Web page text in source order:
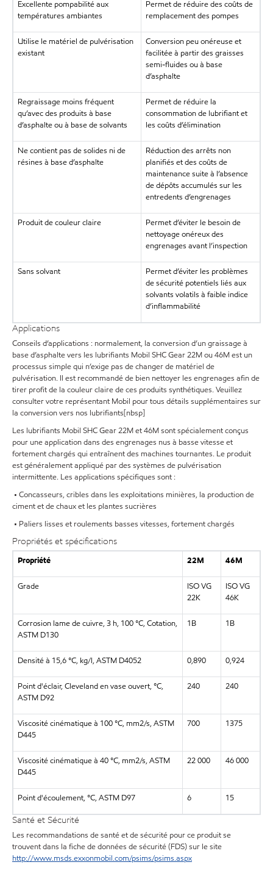
Excellente pompabilité aux
températures ambiantes
Permet de réduire des coûts de
remplacement des pompes
Utilise le matériel de pulvérisation
existant
Conversion peu onéreuse et
facilitée à partir des graisses
semi-fluides ou à base
d’asphalte
Regraissage moins fréquent
qu’avec des produits à base
d’asphalte ou à base de solvants
Permet de réduire la
consommation de lubrifiant et
les coûts d’élimination
Ne contient pas de solides ni de
résines à base d’asphalte
Réduction des arrêts non
planifiés et des coûts de
maintenance suite à l’absence
de dépôts accumulés sur les
entredents d’engrenages
Produit de couleur claire
Permet d’éviter le besoin de
nettoyage onéreux des
engrenages avant l’inspection
Sans solvant
Permet d’éviter les problèmes
de sécurité potentiels liés aux
solvants volatils à faible indice
d’inflammabilité
Applications
Conseils d’applications : normalement, la conversion d’un graissage à
base d’asphalte vers les lubrifiants Mobil SHC Gear 22M ou 46M est un
processus simple qui n’exige pas de changer de matériel de
pulvérisation. Il est recommandé de bien nettoyer les engrenages afin de
tirer profit de la couleur claire de ces produits synthétiques. Veuillez
consulter votre représentant Mobil pour tous détails supplémentaires sur
la conversion vers nos lubrifiants[nbsp]
Les lubrifiants Mobil SHC Gear 22M et 46M sont spécialement conçus
pour une application dans des engrenages nus à basse vitesse et
fortement chargés qui entraînent des machines tournantes. Le produit
est généralement appliqué par des systèmes de pulvérisation
intermittente. Les applications spécifiques sont :
• Concasseurs, cribles dans les exploitations minières, la production de
ciment et de chaux et les plantes sucrières
• Paliers lisses et roulements basses vitesses, fortement chargés
Propriétés et spécifications
Propriété 22M 46M
Grade
ISO VG
22K
ISO VG
46K
Corrosion lame de cuivre, 3 h, 100 °C, Cotation,
ASTM D130
1B 1B
Densité à 15,6 °C, kg/l, ASTM D4052 0,890 0,924
Point d'éclair, Cleveland en vase ouvert, °C,
ASTM D92
240 240
Viscosité cinématique à 100 °C, mm2/s, ASTM
D445
700 1375
Viscosité cinématique à 40 °C, mm2/s, ASTM
D445
22 000 46 000
Point d'écoulement, °C, ASTM D97 6 15
Santé et Sécurité
Les recommandations de santé et de sécurité pour ce produit se
trouvent dans la fiche de données de sécurité (FDS) sur le site
http://www.msds.exxonmobil.com/psims/psims.aspx